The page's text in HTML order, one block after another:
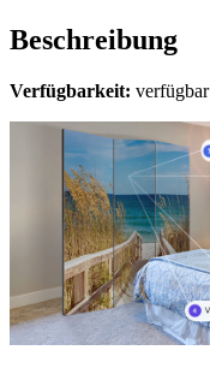
Beschreibung
Verfügbarkeit: verfügbar